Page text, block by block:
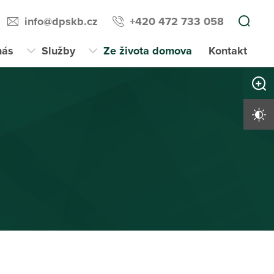
info@dpskb.cz +420 472 733 058
Služby Ze života domova Kontakt